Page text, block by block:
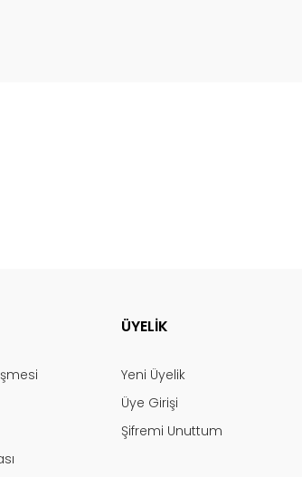
ÜYELİK
Yeni Üyelik
Üye Girişi
Şifremi Unuttum